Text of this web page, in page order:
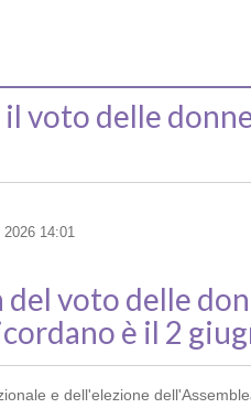
il voto delle
14:01
del voto delle
è il 2
e dell'elezione